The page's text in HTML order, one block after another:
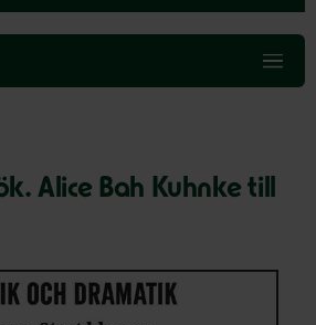
Alice Bah Kuhnke till